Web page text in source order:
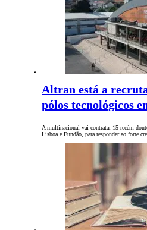
Altran está a
pólos tecnológicos
A multinacional vai contratar 15 recém-
Lisboa e Fundão, para responder ao forte